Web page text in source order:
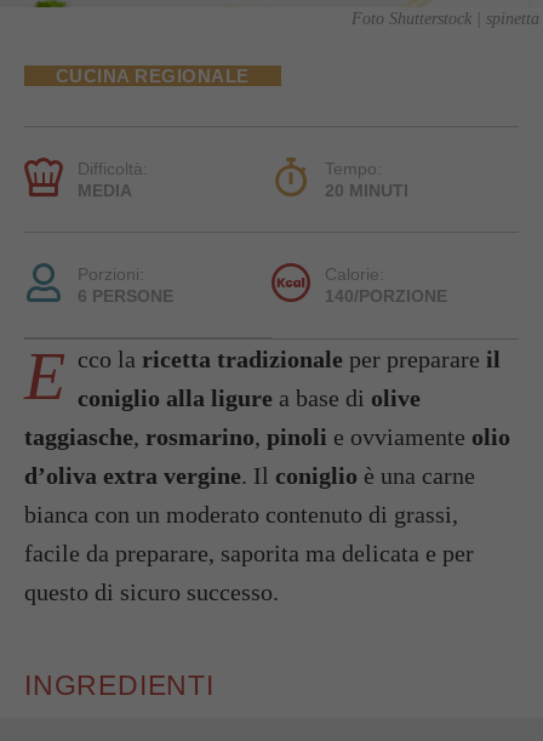
Foto Shutterstock | spinetta
CUCINA REGIONALE
Difficoltà:
MEDIA
Tempo:
20 MINUTI
Porzioni:
6 PERSONE
Calorie:
140/PORZIONE
E cco la ricetta tradizionale per preparare il
coniglio alla ligure a base di olive
taggiasche, rosmarino, pinoli e ovviamente olio
d’oliva extra vergine. Il coniglio è una carne
bianca con un moderato contenuto di grassi,
facile da preparare, saporita ma delicata e per
questo di sicuro successo.
INGREDIENTI